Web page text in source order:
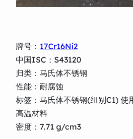
牌号： 17Cr16Ni2
中国ISC：S43120
归类：马氏体不锈钢
性能：耐腐蚀
标签：马氏体不锈钢(组别C1) 使
高温材料
密度：7.71 g/cm3